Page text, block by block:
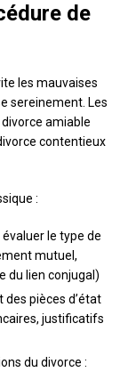
de
les mauvaises
sereinement. Les
amiable
contentieux
:
le type de
mutuel,
du lien conjugal)
pièces d’état
justificatifs
du divorce :